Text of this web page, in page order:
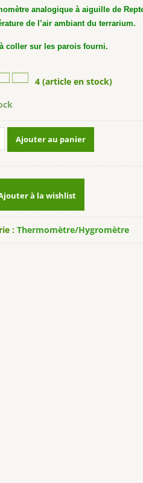
analogique à aiguille de
de l’air ambiant du terrarium.
coller sur les parois fourni.
4 (article en stock)
Ajouter au panier
à la wishlist
: Thermomètre/Hygromètre